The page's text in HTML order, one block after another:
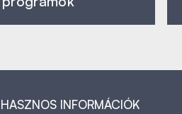
HASZNOS INFORMÁCIÓK